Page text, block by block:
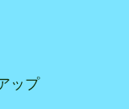
ップ